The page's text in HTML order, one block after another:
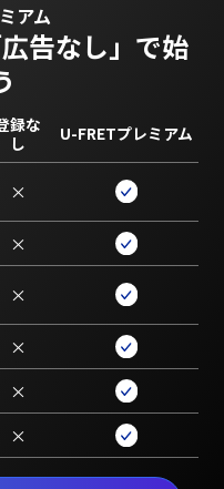
アム
広告なし」で始
録な
し
U-FRETプレミアム
×
×
×
×
×
×